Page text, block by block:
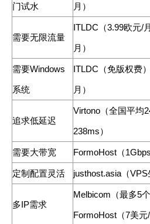
门试水 月）
需要无限流量
ITLDC（3.99欧元/
月）
需要Windows
系统
ITLDC（免版权费
月）
追求低延迟
Virtono（全国平均
238ms）
需要大带宽 FormoHost（1Gbps
定制配置灵活 justhost.asia（VPS
多IP需求
Melbicom（最多5
FormoHost（7美元/